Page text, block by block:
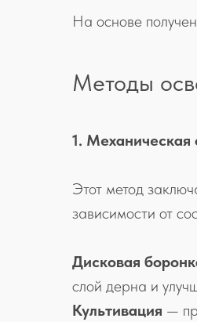
На основе
Методы
1. Механическая
Этот метод
зависимости от
Дисковая
слой дерна и
Культивация —